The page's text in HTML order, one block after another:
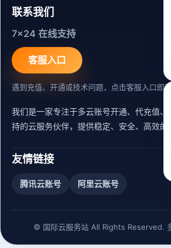
联系我们
7x24 在线支持
客服入口
遇到充值、开通或技术问题，点击客服入口即可
我们是一家专注于多云账号开通、代充值、
持的云服务伙伴，提供稳定、安全、高效的
友情链接
腾讯云账号 阿里云账号
© 国际云服务站 All Rights Reserved.